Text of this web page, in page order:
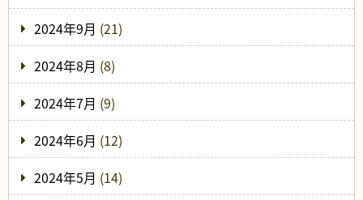
2024年9月 (21)
2024年8月 (8)
2024年7月 (9)
2024年6月 (12)
2024年5月 (14)